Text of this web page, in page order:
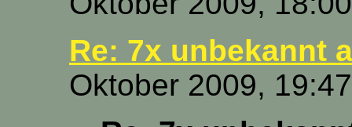
Re: 7x unbekannt
Oktober 2009,